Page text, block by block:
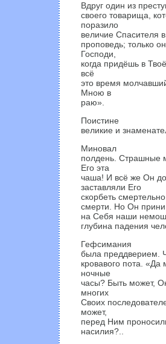
Вдруг один из
своего товарища,
поразило
величие Спасителя
проповедь; только
Господи,
когда придёшь в
всё
это время
Мною в
раю».
Поистине
великие и
Миновал
полдень. Страшные
Его эта
чаша! И всё же Он
заставляли Его
скорбеть
смерти. Но Он
на Себя наши
глубина падения
Гефсимания
была преддверием.
кровавого пота.
ночные
часы? Быть может,
многих
Своих
может,
перед Ним
насилия?..